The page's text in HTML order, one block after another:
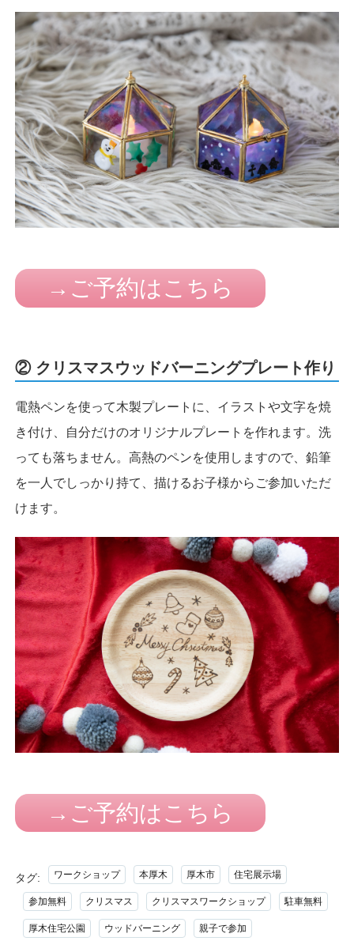
→ご予約はこちら
② クリスマスウッドバーニングプレート作り
電熱ペンを使って木製プレートに、イラストや文字を焼
き付け、自分だけのオリジナルプレートを作れます。洗
っても落ちません。高熱のペンを使用しますので、鉛筆
を一人でしっかり持て、描けるお子様からご参加いただ
けます。
→ご予約はこちら
タグ: ワークショップ 本厚木 厚木市 住宅展示場
参加無料 クリスマス クリスマスワークショップ 駐車無料
厚木住宅公園 ウッドバーニング 親子で参加